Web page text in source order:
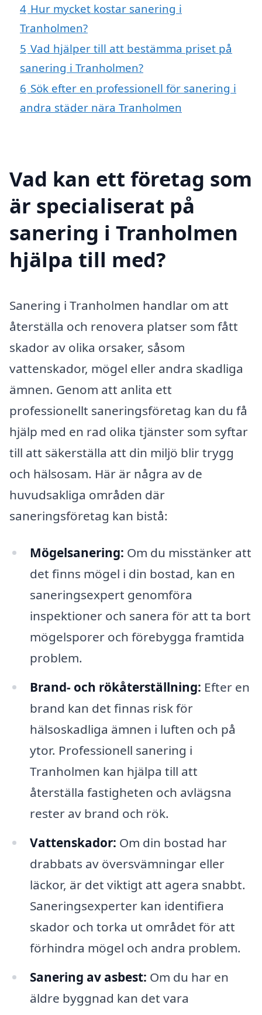
4 Hur mycket kostar sanering i
Tranholmen?
5 Vad hjälper till att bestämma priset på
sanering i Tranholmen?
6 Sök efter en professionell för sanering i
andra städer nära Tranholmen
Vad kan ett företag som
är specialiserat på
sanering i Tranholmen
hjälpa till med?
Sanering i Tranholmen handlar om att
återställa och renovera platser som fått
skador av olika orsaker, såsom
vattenskador, mögel eller andra skadliga
ämnen. Genom att anlita ett
professionellt saneringsföretag kan du få
hjälp med en rad olika tjänster som syftar
till att säkerställa att din miljö blir trygg
och hälsosam. Här är några av de
huvudsakliga områden där
saneringsföretag kan bistå:
Mögelsanering: Om du misstänker att
det finns mögel i din bostad, kan en
saneringsexpert genomföra
inspektioner och sanera för att ta bort
mögelsporer och förebygga framtida
problem.
Brand- och rökåterställning: Efter en
brand kan det finnas risk för
hälsoskadliga ämnen i luften och på
ytor. Professionell sanering i
Tranholmen kan hjälpa till att
återställa fastigheten och avlägsna
rester av brand och rök.
Vattenskador: Om din bostad har
drabbats av översvämningar eller
läckor, är det viktigt att agera snabbt.
Saneringsexperter kan identifiera
skador och torka ut området för att
förhindra mögel och andra problem.
Sanering av asbest: Om du har en
äldre byggnad kan det vara